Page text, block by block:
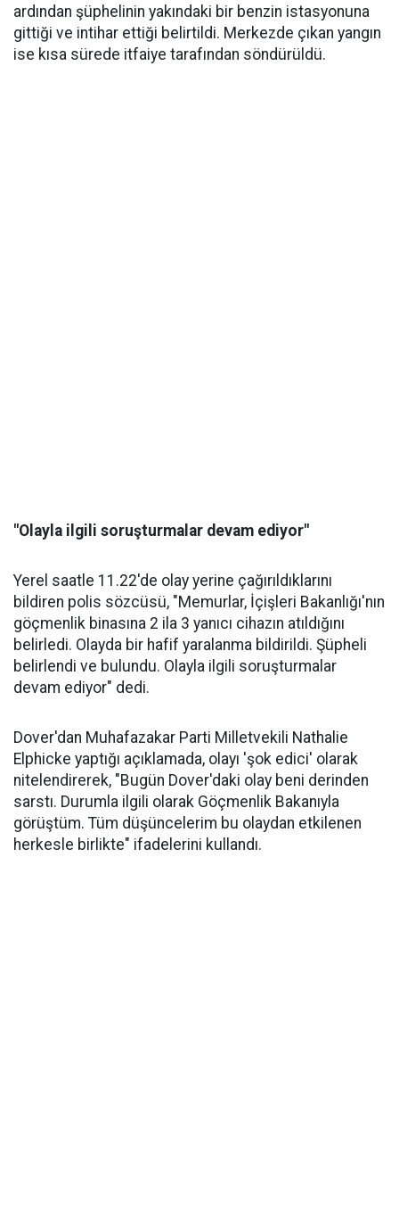
ardından şüphelinin yakındaki bir benzin istasyonuna
gittiği ve intihar ettiği belirtildi. Merkezde çıkan yangın
ise kısa sürede itfaiye tarafından söndürüldü.
"Olayla ilgili soruşturmalar devam ediyor"
Yerel saatle 11.22'de olay yerine çağırıldıklarını
bildiren polis sözcüsü, "Memurlar, İçişleri Bakanlığı'nın
göçmenlik binasına 2 ila 3 yanıcı cihazın atıldığını
belirledi. Olayda bir hafif yaralanma bildirildi. Şüpheli
belirlendi ve bulundu. Olayla ilgili soruşturmalar
devam ediyor" dedi.
Dover'dan Muhafazakar Parti Milletvekili Nathalie
Elphicke yaptığı açıklamada, olayı 'şok edici' olarak
nitelendirerek, "Bugün Dover'daki olay beni derinden
sarstı. Durumla ilgili olarak Göçmenlik Bakanıyla
görüştüm. Tüm düşüncelerim bu olaydan etkilenen
herkesle birlikte" ifadelerini kullandı.